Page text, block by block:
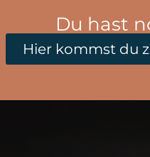
Du hast
Hier kommst du